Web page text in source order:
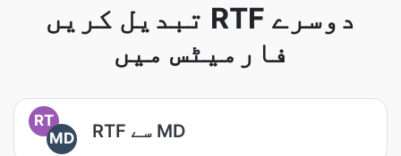
تبدیل کریں RTF دوسرے
فارمیٹس میں
RT
MD
RTF سے MD